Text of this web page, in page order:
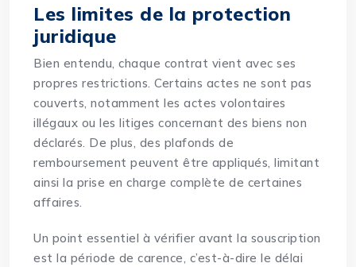
Les limites de la protection
juridique
Bien entendu, chaque contrat vient avec ses
propres restrictions. Certains actes ne sont pas
couverts, notamment les actes volontaires
illégaux ou les litiges concernant des biens non
déclarés. De plus, des plafonds de
remboursement peuvent être appliqués, limitant
ainsi la prise en charge complète de certaines
affaires.
Un point essentiel à vérifier avant la souscription
est la période de carence, c’est-à-dire le délai